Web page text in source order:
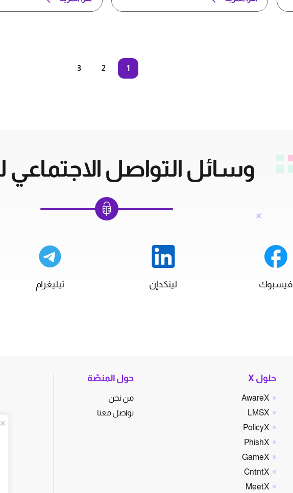
1
2
3
وسائل التواصل الاجتماعي
فيسبوك لينكدإن تيليغرام
حلول X
AwareX
LMSX
PolicyX
PhishX
GameX
CntntX
MeetX
حول المنصّة
من نحن
تواصل معنا